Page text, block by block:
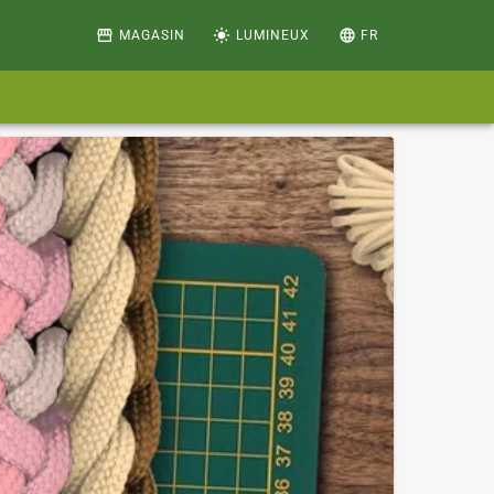
storefront MAGASIN light_mode LUMINEUX language FR